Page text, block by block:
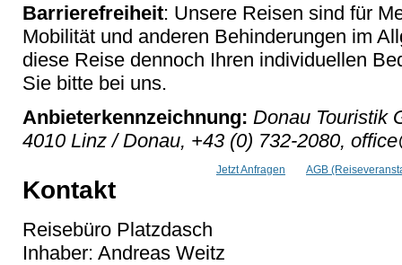
Barrierefreiheit: Unsere Reisen sind für
Mobilität und anderen Behinderungen im
diese Reise dennoch Ihren individuellen
Sie bitte bei uns.
Anbieterkennzeichnung: Donau Touristik
4010 Linz / Donau, +43 (0) 732-2080,
Jetzt Anfragen AGB
Kontakt
Reisebüro Platzdasch
Inhaber: Andreas Weitz